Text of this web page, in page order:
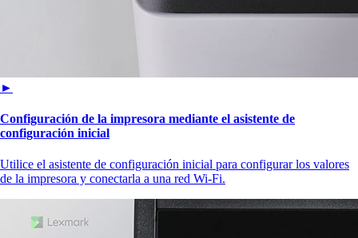
►
Configuración de la impresora mediante el asistente de
configuración inicial
Utilice el asistente de configuración inicial para configurar los valores
de la impresora y conectarla a una red Wi-Fi.